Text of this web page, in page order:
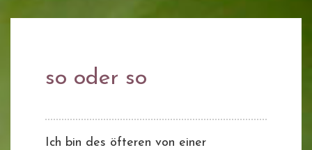
so oder so
Ich bin des öfteren von einer